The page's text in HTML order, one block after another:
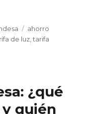
Etiquetas
ahorro
de luz,tarifa
¿qué
quién